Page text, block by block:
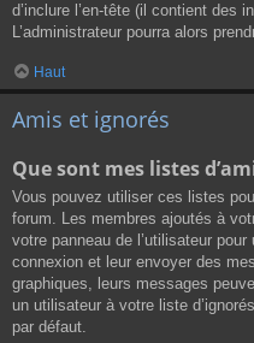
d’inclure l’en-tête (il contient des
L’administrateur pourra alors
Haut
Amis et ignorés
Que sont mes listes
Vous pouvez utiliser ces listes
forum. Les membres ajoutés à
votre panneau de l’utilisateur
connexion et leur envoyer des
graphiques, leurs messages
un utilisateur à votre liste
par défaut.